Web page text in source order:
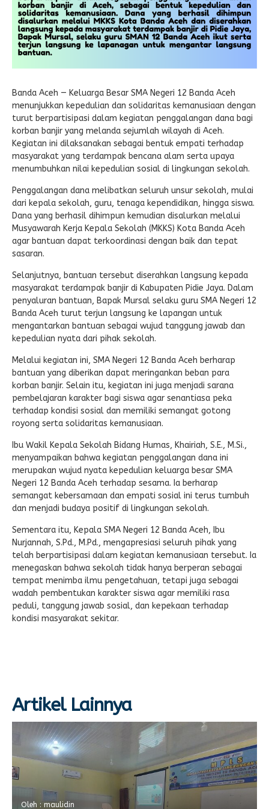
Banda Aceh — Keluarga Besar SMA Negeri 12 Banda Aceh
menunjukkan kepedulian dan solidaritas kemanusiaan dengan
turut berpartisipasi dalam kegiatan penggalangan dana bagi
korban banjir yang melanda sejumlah wilayah di Aceh.
Kegiatan ini dilaksanakan sebagai bentuk empati terhadap
masyarakat yang terdampak bencana alam serta upaya
menumbuhkan nilai kepedulian sosial di lingkungan sekolah.
Penggalangan dana melibatkan seluruh unsur sekolah, mulai
dari kepala sekolah, guru, tenaga kependidikan, hingga siswa.
Dana yang berhasil dihimpun kemudian disalurkan melalui
Musyawarah Kerja Kepala Sekolah (MKKS) Kota Banda Aceh
agar bantuan dapat terkoordinasi dengan baik dan tepat
sasaran.
Selanjutnya, bantuan tersebut diserahkan langsung kepada
masyarakat terdampak banjir di Kabupaten Pidie Jaya. Dalam
penyaluran bantuan, Bapak Mursal selaku guru SMA Negeri 12
Banda Aceh turut terjun langsung ke lapangan untuk
mengantarkan bantuan sebagai wujud tanggung jawab dan
kepedulian nyata dari pihak sekolah.
Melalui kegiatan ini, SMA Negeri 12 Banda Aceh berharap
bantuan yang diberikan dapat meringankan beban para
korban banjir. Selain itu, kegiatan ini juga menjadi sarana
pembelajaran karakter bagi siswa agar senantiasa peka
terhadap kondisi sosial dan memiliki semangat gotong
royong serta solidaritas kemanusiaan.
Ibu Wakil Kepala Sekolah Bidang Humas, Khairiah, S.E., M.Si.,
menyampaikan bahwa kegiatan penggalangan dana ini
merupakan wujud nyata kepedulian keluarga besar SMA
Negeri 12 Banda Aceh terhadap sesama. Ia berharap
semangat kebersamaan dan empati sosial ini terus tumbuh
dan menjadi budaya positif di lingkungan sekolah.
Sementara itu, Kepala SMA Negeri 12 Banda Aceh, Ibu
Nurjannah, S.Pd., M.Pd., mengapresiasi seluruh pihak yang
telah berpartisipasi dalam kegiatan kemanusiaan tersebut. Ia
menegaskan bahwa sekolah tidak hanya berperan sebagai
tempat menimba ilmu pengetahuan, tetapi juga sebagai
wadah pembentukan karakter siswa agar memiliki rasa
peduli, tanggung jawab sosial, dan kepekaan terhadap
kondisi masyarakat sekitar.
Artikel Lainnya
Oleh : maulidin